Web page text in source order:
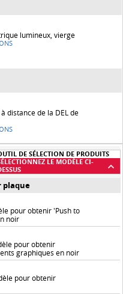
lumineux, vierge
distance de la DEL de
DE SÉLECTION DE PRODUITS
LE MODÈLE CI-
plaque
pour obtenir 'Push to
noir
pour obtenir
graphiques en noir
pour obtenir